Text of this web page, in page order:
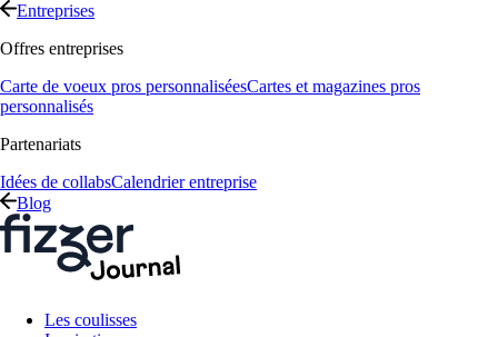
Entreprises
Offres entreprises
Carte de voeux pros personnaliséesCartes et magazines pros
personnalisés
Partenariats
Idées de collabsCalendrier entreprise
Blog
Les coulisses